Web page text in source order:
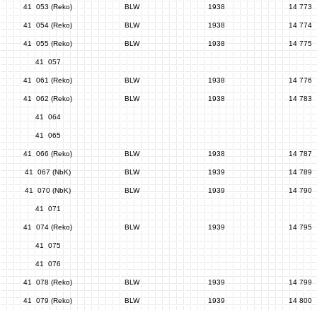
41 053 (Reko) BLW 1938 14 773
41 054 (Reko) BLW 1938 14 774
41 055 (Reko) BLW 1938 14 775
41 057
41 061 (Reko) BLW 1938 14 776
41 062 (Reko) BLW 1938 14 783
41 064
41 065
41 066 (Reko) BLW 1938 14 787
41 067 (NbK) BLW 1939 14 789
41 070 (NbK) BLW 1939 14 790
41 071
41 074 (Reko) BLW 1939 14 795
41 075
41 076
41 078 (Reko) BLW 1939 14 799
41 079 (Reko) BLW 1939 14 800